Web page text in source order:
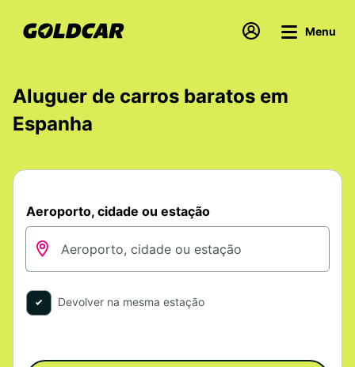
Menu
Aluguer de carros baratos em
Espanha
Aeroporto, cidade ou estação
Devolver na mesma estação